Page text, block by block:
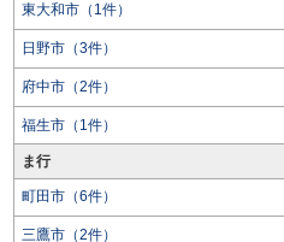
東大和市（1件）
日野市（3件）
府中市（2件）
福生市（1件）
ま行
町田市（6件）
三鷹市（2件）